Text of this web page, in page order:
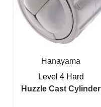
Hanayama
Level 4 Hard
Huzzle Cast Cylinder